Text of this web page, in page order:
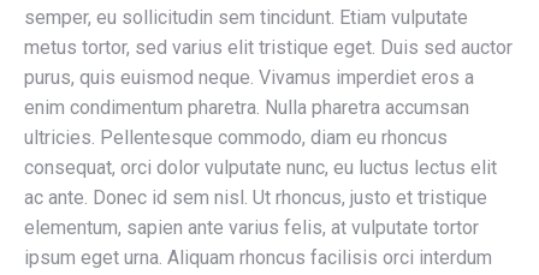
semper, eu sollicitudin sem tincidunt. Etiam vulputate
metus tortor, sed varius elit tristique eget. Duis sed auctor
purus, quis euismod neque. Vivamus imperdiet eros a
enim condimentum pharetra. Nulla pharetra accumsan
ultricies. Pellentesque commodo, diam eu rhoncus
consequat, orci dolor vulputate nunc, eu luctus lectus elit
ac ante. Donec id sem nisl. Ut rhoncus, justo et tristique
elementum, sapien ante varius felis, at vulputate tortor
ipsum eget urna. Aliquam rhoncus facilisis orci interdum